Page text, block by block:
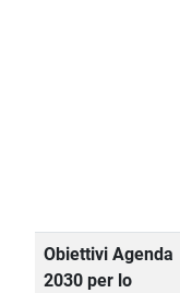
Obiettivi Agenda
2030 per lo